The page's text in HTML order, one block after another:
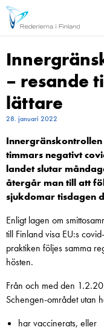
– resande
lättare
28. januari 2022
timmars negativt
landet slutar
återgår man till att
sjukdomar tisdagen
Enligt lagen om
till Finland visa EU:s
praktiken följes samma
hösten.
Från och med den
Schengen-området utan
har vaccinerats, eller